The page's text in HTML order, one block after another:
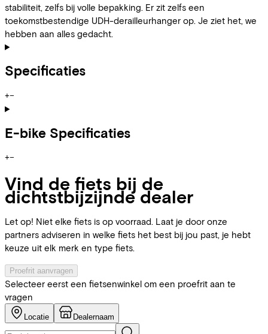
stabiliteit, zelfs bij volle bepakking. Er zit zelfs een
toekomstbestendige UDH-derailleurhanger op. Je ziet het, we
hebben aan alles gedacht.
Specificaties
+−
E-bike Specificaties
+−
Vind de fiets bij de
dichtstbijzijnde dealer
Let op! Niet elke fiets is op voorraad. Laat je door onze
partners adviseren in welke fiets het best bij jou past, je hebt
keuze uit elk merk en type fiets.
Proefrit aanvragen
Selecteer eerst een fietsenwinkel om een proefrit aan te
vragen
Locatie Dealernaam